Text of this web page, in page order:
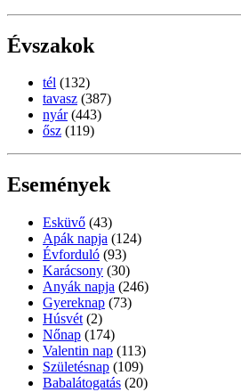
Évszakok
tél (132)
tavasz (387)
nyár (443)
ősz (119)
Események
Esküvő (43)
Apák napja (124)
Évforduló (93)
Karácsony (30)
Anyák napja (246)
Gyereknap (73)
Húsvét (2)
Nőnap (174)
Valentin nap (113)
Születésnap (109)
Babalátogatás (20)